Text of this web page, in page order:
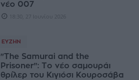
νέο 007
18:30, 27 Ιουνίου 2026
ΕΥΖΗΝ
"The Samurai and the
Prisoner": Το νέο σαμουράι
θρίλερ του Κιγιόσι Κουροσάβα